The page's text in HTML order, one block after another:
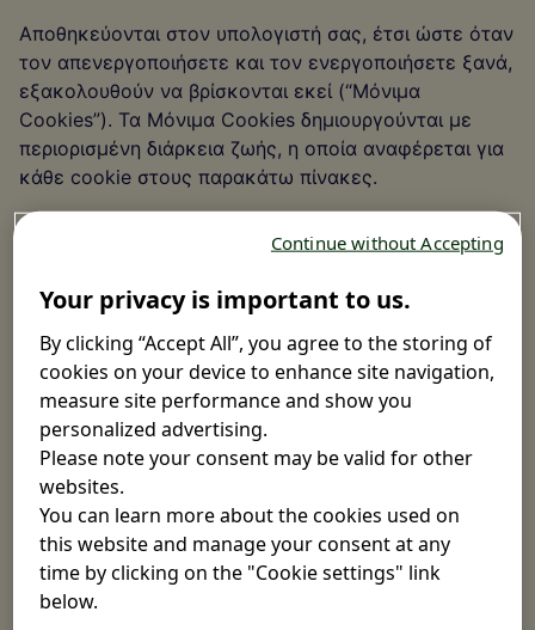
Αποθηκεύονται στον υπολογιστή σας, έτσι ώστε όταν
τον απενεργοποιήσετε και τον ενεργοποιήσετε ξανά,
εξακολουθούν να βρίσκονται εκεί (“Μόνιμα
Cookies”). Τα Μόνιμα Cookies δημιουργούνται με
περιορισμένη διάρκεια ζωής, η οποία αναφέρεται για
κάθε cookie στους παρακάτω πίνακες.
Χρησιμοποιούμε εσωτερικά cookies, τα οποία μας
τις επιλογές σας για τη γλώσσα ή πληροφορίες για τη
σύνδεσή σας. Αυτά τα cookies ορίζονται από εμάς
και ονομάζονται cookies πρώτου μέρους (first-party
cookies). Χρησιμοποιούμε επίσης cookies τρίτων
μερών, τα οποία είναι cookies από διαφορετικό
τομέα από τον τομέα του ιστοτόπου που
επισκέπτεστε. Αυτά τα cookies τρίτων μερών
επιτρέπουν σε άλλους οργανισμούς να μας
βοηθήσουν γενικά να αναλύσουμε τον τρόπο με τον
οποίο χρησιμοποιείται ο ιστότοπος μας, να
μετρήσουμε τον αριθμό των επισκεπτών στον
ιστότοπο και να προβάλλουμε διαφημίσεις.
Your privacy is important to us.
By clicking “Accept All”, you agree to the storing of
cookies on your device to enhance site navigation,
measure site performance and show you
personalized advertising.
Please note your consent may be valid for other
websites.
You can learn more about the cookies used on
this website and manage your consent at any
time by clicking on the "Cookie settings" link
below.
Continue without Accepting